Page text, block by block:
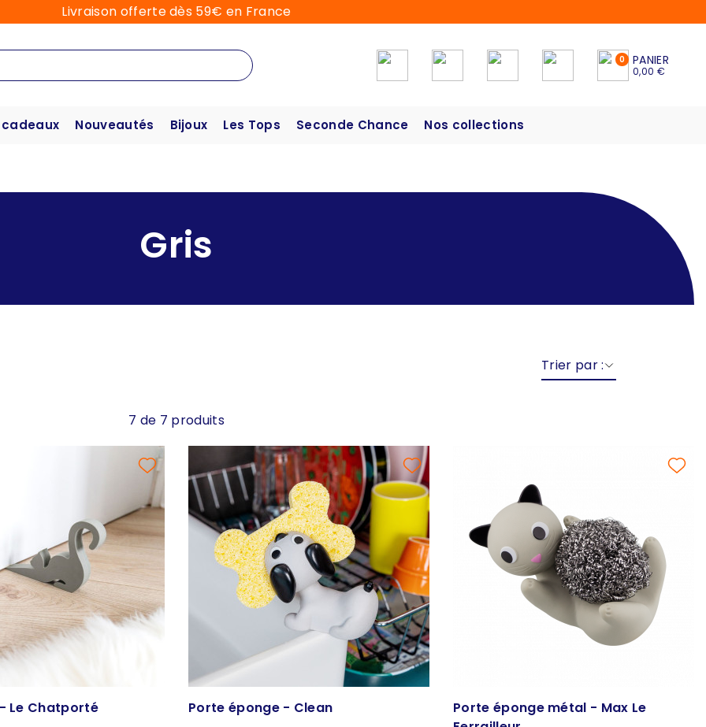
Livraison offerte dès 59€ en France
0 PANIER
0,00 €
Nouveautés Bijoux Les Tops Seconde Chance Nos collections
Gris
Trier par :
7 de 7 produits
Le Chatporté Porte éponge - Clean
Porte éponge métal - Max Le